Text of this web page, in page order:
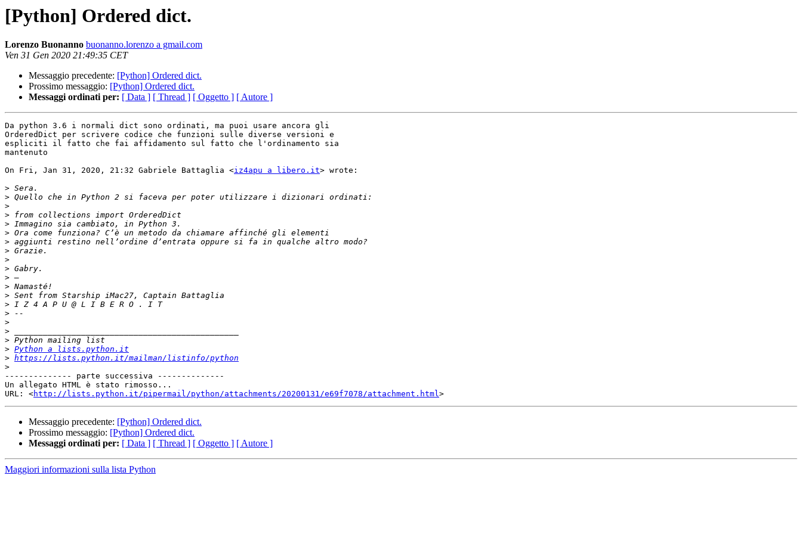
[Python] Ordered dict.
Lorenzo Buonanno buonanno.lorenzo a gmail.com
Ven 31 Gen 2020 21:49:35 CET
Messaggio precedente: [Python] Ordered dict.
Prossimo messaggio: [Python] Ordered dict.
Messaggi ordinati per: [ Data ] [ Thread ] [ Oggetto ] [ Autore ]
Da python 3.6 i normali dict sono ordinati, ma puoi usare ancora gli
OrderedDict per scrivere codice che funzioni sulle diverse versioni e
espliciti il fatto che fai affidamento sul fatto che l'ordinamento sia
mantenuto
On Fri, Jan 31, 2020, 21:32 Gabriele Battaglia <iz4apu a libero.it> wrote:
>
>
>
>
>
>
>
>
>
>
>
>
>
>
>
>
>
>
> Python a lists.python.it
> https://lists.python.it/mailman/listinfo/python
>
-------------- parte successiva --------------
Un allegato HTML è stato rimosso...
URL: <http://lists.python.it/pipermail/python/attachments/20200131/e69f7078/attachment.html
Messaggio precedente: [Python] Ordered dict.
Prossimo messaggio: [Python] Ordered dict.
Messaggi ordinati per: [ Data ] [ Thread ] [ Oggetto ] [ Autore ]
Maggiori informazioni sulla lista Python